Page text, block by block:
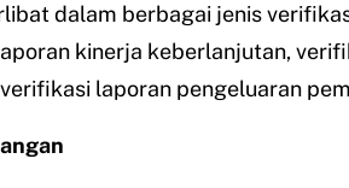
dalam berbagai jenis
kinerja keberlanjutan,
laporan pengeluaran